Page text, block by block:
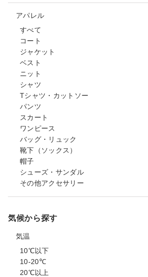
アパレル
すべて
コート
ジャケット
ベスト
ニット
シャツ
Tシャツ・カットソー
パンツ
スカート
ワンピース
バッグ・リュック
靴下（ソックス）
帽子
シューズ・サンダル
その他アクセサリー
気候から探す
気温
10℃以下
10-20℃
20℃以上